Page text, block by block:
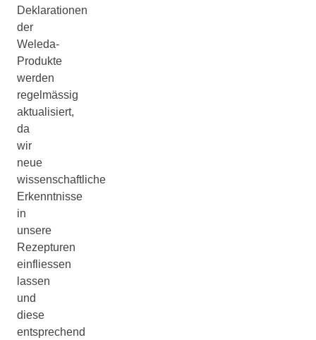
Deklarationen
der
Weleda-
Produkte
werden
regelmässig
aktualisiert,
da
wir
neue
wissenschaftliche
Erkenntnisse
in
unsere
Rezepturen
einfliessen
lassen
und
diese
entsprechend